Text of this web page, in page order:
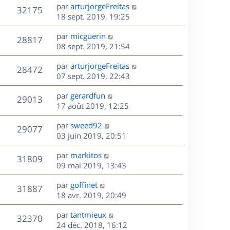
e
s
a
g
e
m
e
s
s
a
g
e
s
i
e
r
m
e
s
s
a
g
e
32175V
u
s
D
e
r
n
i
e
r
m
e
s
s
a
g
e
par arturjorgeFreitas
18 sept. 2019, 19:25
28817V
u
e
s
D
e
r
n
i
e
r
m
e
s
s
a
g
e
par micguerin
08 sept. 2019, 21:54
28472V
u
e
s
D
e
r
n
i
e
r
m
e
s
s
a
g
e
par arturjorgeFreitas
07 sept. 2019, 22:43
29013V
u
s
D
e
r
n
i
e
r
m
e
s
s
a
g
par gerardfun
17 août 2019, 12:25
29077V
u
s
D
e
r
n
i
e
r
m
e
s
s
par sweed92
03 juin 2019, 20:51
31809V
u
s
D
e
r
n
i
e
r
m
par markitos
09 mai 2019, 13:43
31887V
u
D
e
r
n
i
par goffinet
18 avr. 2019, 20:49
32370V
D
e
par tantmieux
24 déc. 2018, 16:12